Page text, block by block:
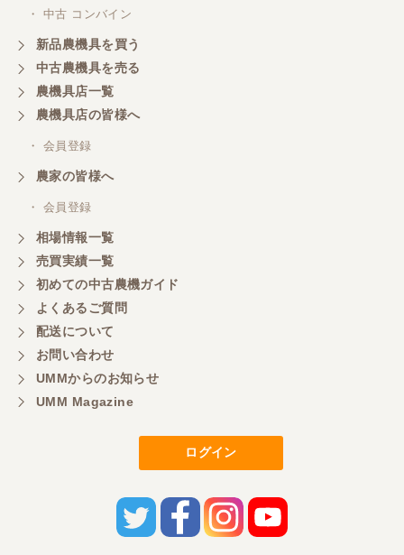
・ 中古 コンバイン
新品農機具を買う
中古農機具を売る
農機具店一覧
農機具店の皆様へ
・ 会員登録
農家の皆様へ
・ 会員登録
相場情報一覧
売買実績一覧
初めての中古農機ガイド
よくあるご質問
配送について
お問い合わせ
UMMからのお知らせ
UMM Magazine
ログイン